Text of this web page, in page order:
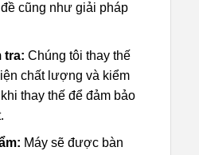
cũng như giải pháp
tra: Chúng tôi thay thế
chất lượng và kiểm
thay thế để đảm bảo
Máy sẽ được bàn